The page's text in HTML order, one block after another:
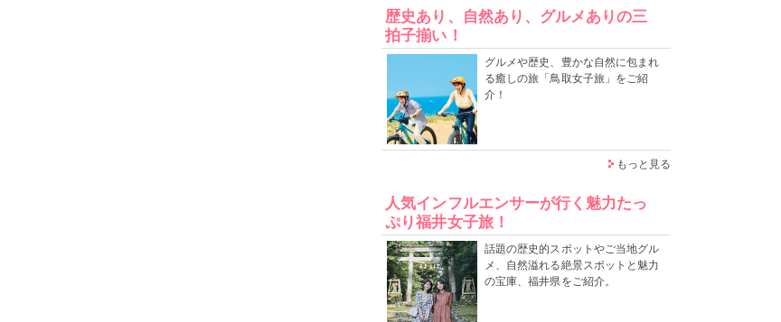
歴史あり、自然あり、グルメありの三
拍子揃い！
グルメや歴史、豊かな自然に包まれ
る癒しの旅「鳥取女子旅」をご紹
介！
もっと見る
人気インフルエンサーが行く魅力たっ
ぷり福井女子旅！
話題の歴史的スポットやご当地グル
メ、自然溢れる絶景スポットと魅力
の宝庫、福井県をご紹介。